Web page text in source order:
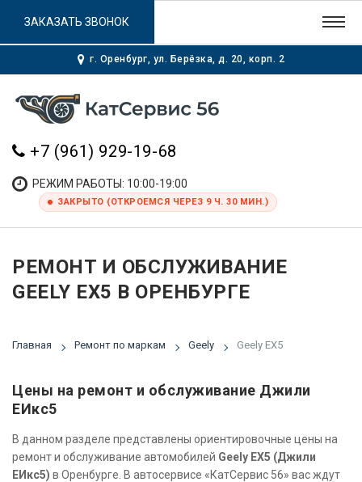
г. Оренбург, ул. Берёзка, д. 20, корп. 2
+7 (961) 929-19-68
РЕЖИМ РАБОТЫ: 10:00-19:00
ЗАКРЫТО (ОТКРОЕМСЯ ЧЕРЕЗ 9 Ч. 30 МИН.)
ЗАКАЗАТЬ ЗВОНОК
РЕМОНТ И ОБСЛУЖИВАНИЕ
GEELY EX5 В ОРЕНБУРГЕ
Главная Ремонт по маркам Geely Geely EX5
Цены на ремонт и обслуживание Джили
ЕИкс5
В данном разделе представлены ориентировочные цены на
ремонт и обслуживание автомобилей Geely EX5 (Джили
ЕИкс5) в Оренбурге. В автосервисе «КатСервис 56» вас ждут